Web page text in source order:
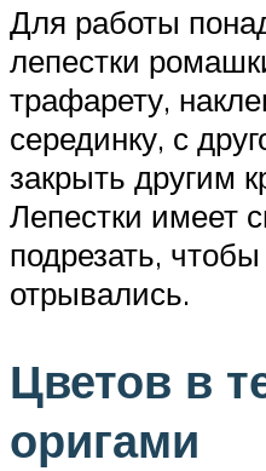
Для работы
лепестки
трафарету,
серединку, с
закрыть другим
Лепестки имеет
подрезать,
отрывались.
Цветов в
оригами